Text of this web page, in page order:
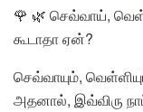
🌹 🌿 செவ்வாய்,
கூடாதா ஏன்?
செவ்வாயும்,
அதனால், இவ்விரு